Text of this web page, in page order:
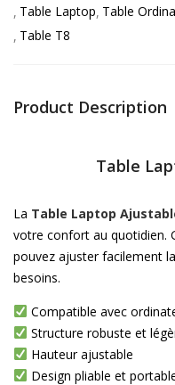
Table Laptop Table
Table T8
Product Description
Table
La Table Laptop
votre confort au quotidien.
pouvez ajuster facilement
besoins.
Compatible avec
Structure robuste et
Hauteur ajustable
Design pliable et